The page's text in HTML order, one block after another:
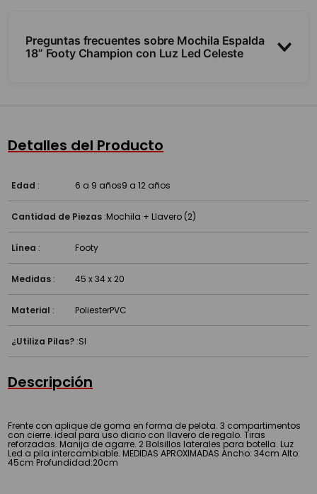
Preguntas frecuentes sobre Mochila Espalda
18” Footy Champion con Luz Led Celeste
¿Es resistente?
Detalles del Producto
Edad : 6 a 9 años9 a 12 años
Cantidad de Piezas :Mochila + Llavero (2)
Línea : Footy
Medidas : 45 x 34 x 20
Material : PoliesterPVC
¿Utiliza Pilas? :SI
Descripción
Frente con aplique de goma en forma de pelota. 3 compartimentos
con cierre. ideal para uso diario con llavero de regalo. Tiras
reforzadas. Manija de agarre. 2 Bolsillos laterales para botella. Luz
Led a pila intercambiable. MEDIDAS APROXIMADAS Ancho: 34cm Alto:
45cm Profundidad:20cm